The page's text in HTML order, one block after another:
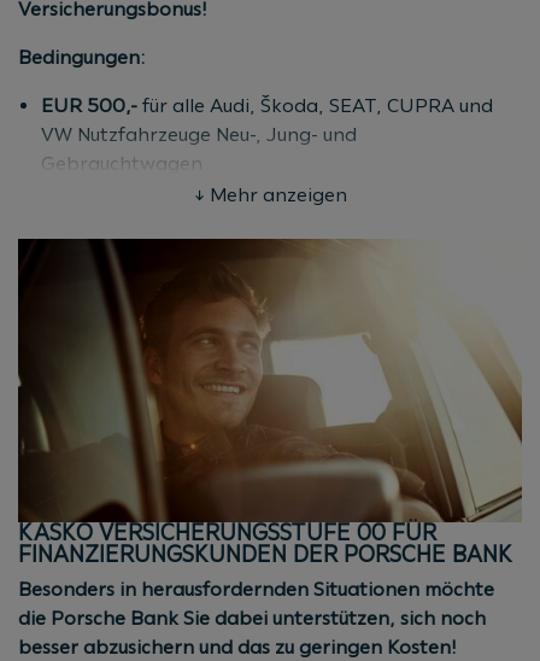
Versicherungsbonus!
Bedingungen:
EUR 500,- für alle Audi, Škoda, SEAT, CUPRA und
VW Nutzfahrzeuge Neu-, Jung- und
Gebrauchtwagen
Bei Finanzierung und Abschluss einer KASKO über
Aktionszeitraum: bis 31.12.2026
(Kaufvertrags-/Antragsdatum)
Fahrzeugalter: max. 120 Monate ab Erstzulassung
Informationen zum
Versicherungsbonus für VW PKW
finden Sie
hier.
* EUR 500,- Versicherungsbonus für Neu-, Jung-, oder
Gebrauchtwagen der Marken Audi, Škoda, SEAT,
CUPRA und VW Nutzfahrzeuge bei Finanzierung und
Abschluss einer KASKO über die Porsche Bank
Versicherung. Aktion ist gültig bis 31.12.2026
(Kaufvertrags-/Antragsdatum). Mindestnettokredit
50% vom Kaufpreis. Mindestlaufzeit 36 Monate. Stand
08/2026.
↓ Mehr anzeigen
KASKO VERSICHERUNGSSTUFE 00 FÜR
FINANZIERUNGSKUNDEN DER PORSCHE BANK
Besonders in herausfordernden Situationen möchte
die Porsche Bank Sie dabei unterstützen, sich noch
besser abzusichern und das zu geringen Kosten!